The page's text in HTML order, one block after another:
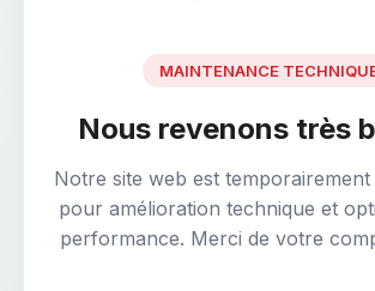
MAINTENANCE
Nous revenons très
Notre site web est temporairement
pour amélioration technique et
performance. Merci de votre